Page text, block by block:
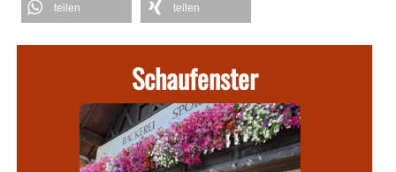
teilen teilen
Schaufenster